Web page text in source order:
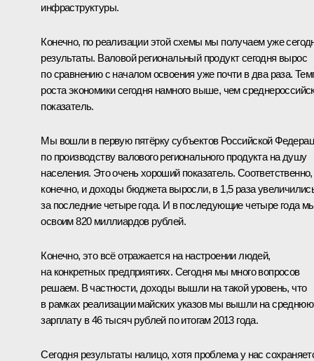
инфраструктуры.
Конечно, по реализации этой схемы мы получаем уже
результаты. Валовой региональный продукт сегодня вырос
по сравнению с началом освоения уже почти в два раза.
роста экономики сегодня намного выше, чем
показатель.
Мы вошли в первую пятёрку субъектов Российской
по производству валового регионального продукта на душу
населения. Это очень хороший показатель. Соответственно,
конечно, и доходы бюджета выросли, в 1,5 раза
за последние четыре года. И в последующие четыре года
освоим 820 миллиардов рублей.
Конечно, это всё отражается на настроении людей,
на конкретных предприятиях. Сегодня мы много вопросов
решаем. В частности, доходы вышли на такой уровень, что
в рамках реализации майских указов мы вышли на среднюю
зарплату в 46 тысяч рублей по итогам 2013 года.
Сегодня результаты налицо, хотя проблема у нас